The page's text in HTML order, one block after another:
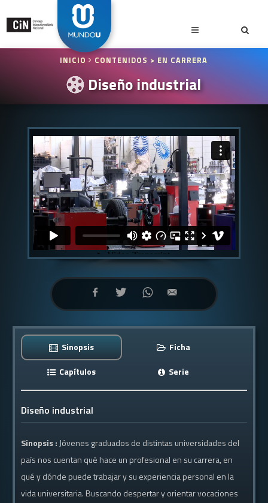
INICIO CONTENIDOS > EN CARRERA
Diseño industrial
Sinopsis
Ficha
Capítulos
Serie
Diseño industrial
Sinopsis : Jóvenes graduados de distintas universidades del
país nos cuentan qué hace un profesional en su carrera, en
qué y dónde puede trabajar y su experiencia personal en la
vida universitaria. Buscando despertar y orientar vocaciones